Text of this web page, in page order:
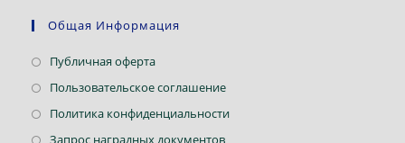
Общая Информация
Публичная офертаОткроется
в
Пользовательское соглашениеОткроется
в
Политика конфиденциальностиОткроется
Запрос наградных документовОткроется